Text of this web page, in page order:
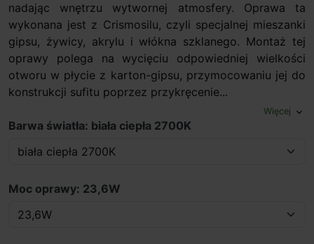
nadając wnętrzu wytwornej atmosfery. Oprawa ta
wykonana jest z Crismosilu, czyli specjalnej mieszanki
gipsu, żywicy, akrylu i włókna szklanego. Montaż tej
oprawy polega na wycięciu odpowiedniej wielkości
otworu w płycie z karton-gipsu, przymocowaniu jej do
konstrukcji sufitu poprzez przykręcenie...
Więcej expand_more
Barwa światła: biała ciepła 2700K
Moc oprawy: 23,6W